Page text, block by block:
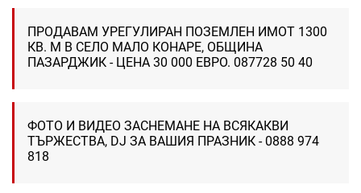
ПРОДАВАМ УРЕГУЛИРАН ПОЗЕМЛЕН ИМОТ 1300
КВ. М В СЕЛО МАЛО КОНАРЕ, ОБЩИНА
ПАЗАРДЖИК - ЦЕНА 30 000 ЕВРО. 087728 50 40
ФОТО И ВИДЕО ЗАСНЕМАНЕ НА ВСЯКАКВИ
ТЪРЖЕСТВА, DJ ЗА ВАШИЯ ПРАЗНИК - 0888 974
818